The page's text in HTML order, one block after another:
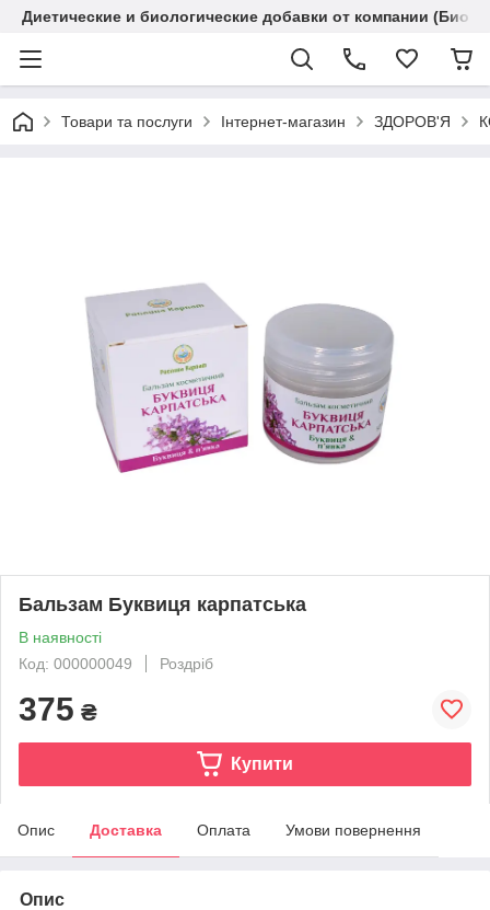
Диетические и биологические добавки от компании
Товари та послуги Інтернет-магазин ЗДОРОВ'Я
Бальзам Буквиця карпатська
В наявності
Код: 000000049
Роздріб
375 ₴
Купити
Опис Доставка Оплата Умови повернення
Опис